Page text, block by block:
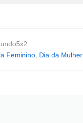
Feminino Dia da Mulher